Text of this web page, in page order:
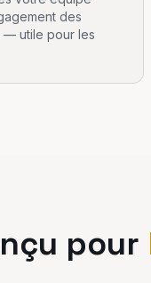
des
— utile pour les
pour